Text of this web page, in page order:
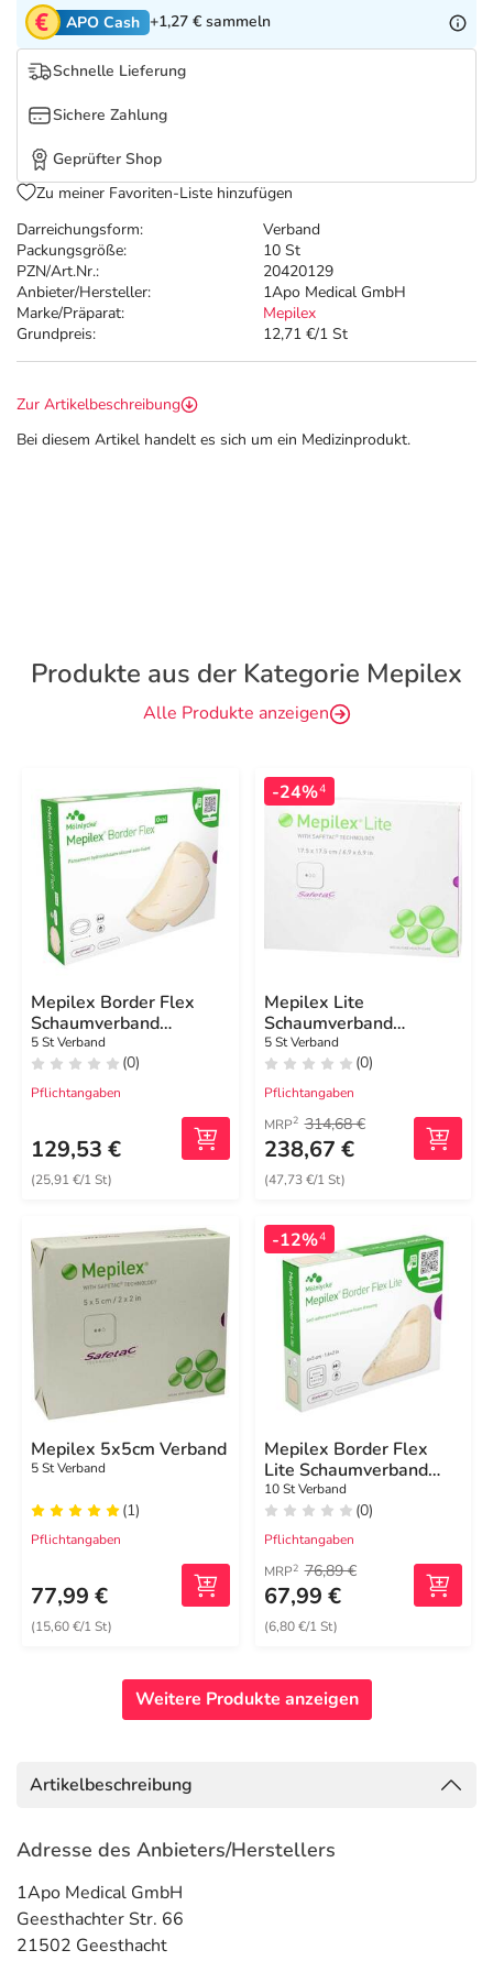
Tierapotheke
Vitamine & Mineralstoffe
Marken
Salus Deals
Darreichungsform:
Verband
Packungsgröße:
10 St
PZN/Art.Nr.:
20420129
Anbieter/Hersteller:
1Apo Medical GmbH
Marke/Präparat:
Mepilex
Grundpreis:
12,71 €/1 St
APO Cash +1,27 € sammeln
Schnelle Lieferung
Sichere Zahlung
Geprüfter Shop
Zu meiner Favoriten-Liste hinzufügen
Zur Artikelbeschreibung
Bei diesem Artikel handelt es sich um ein Medizinprodukt.
Produkte aus der Kategorie Mepilex
Alle Produkte anzeigen
Mepilex Border Flex
Schaumverband
haft.7,8x10 cm oval
5 St Verband
(0)
Pflichtangaben
129,53 €
(25,91 €/1 St)
-24%4
Mepilex Lite
Schaumverband
17,5x17,5cm steril
5 St Verband
(0)
Pflichtangaben
MRP2 314,68 €
238,67 €
(47,73 €/1 St)
Mepilex 5x5cm Verband
5 St Verband
(1)
Pflichtangaben
77,99 €
(15,60 €/1 St)
-12%4
Mepilex Border Flex
Lite Schaumverband
4x5 cm
10 St Verband
(0)
Pflichtangaben
MRP2 76,89 €
67,99 €
(6,80 €/1 St)
Weitere Produkte anzeigen
Artikelbeschreibung
Adresse des Anbieters/Herstellers
1Apo Medical GmbH
Geesthachter Str. 66
21502 Geesthacht